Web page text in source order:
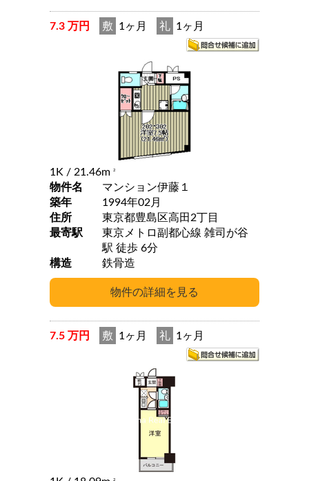
7.3 万円 敷 1ヶ月 礼 1ヶ月
1K / 21.46m 2
物件名
マンション伊藤１
築年
1994年02月
住所
東京都豊島区高田2丁目
最寄駅
東京メトロ副都心線 雑司が谷
駅 徒歩 6分
構造
鉄骨造
7.5 万円 敷 1ヶ月 礼 1ヶ月
2